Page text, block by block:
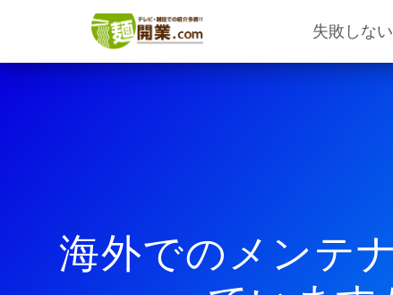
失敗しな
海外でのメンテ